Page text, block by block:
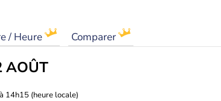
/ Heure Comparer
AOÛT
14h15 (heure locale)